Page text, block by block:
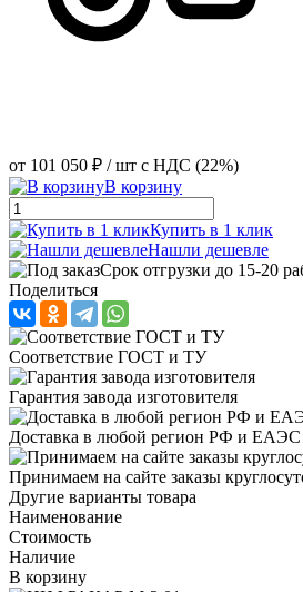
от 101 050 ₽ / шт с НДС (22%)
В корзину
Купить в 1 клик
Нашли дешевле
Срок отгрузки до 15-20
Поделиться
Соответствие ГОСТ и ТУ
Гарантия завода изготовителя
Доставка в любой регион РФ и ЕАЭС
Принимаем на сайте заказы
Другие варианты товара
Наименование
Стоимость
Наличие
В корзину